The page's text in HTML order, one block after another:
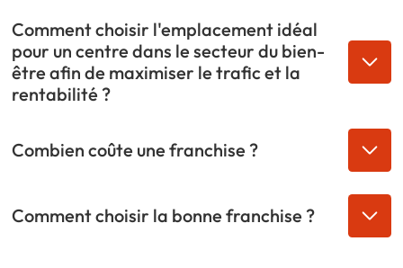
Comment choisir l'emplacement idéal
pour un centre dans le secteur du bien-
être afin de maximiser le trafic et la
rentabilité ?
Combien coûte une franchise ?
Comment choisir la bonne franchise ?